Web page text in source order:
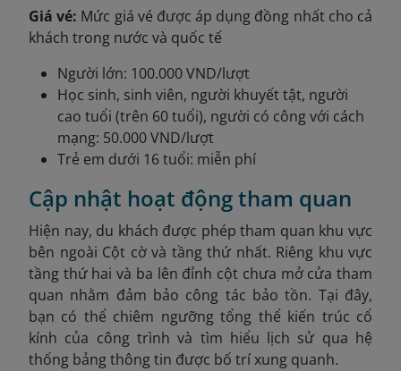
Giá vé: Mức giá vé được áp dụng đồng nhất cho cả
khách trong nước và quốc tế
Người lớn: 100.000 VND/lượt
Học sinh, sinh viên, người khuyết tật, người
cao tuổi (trên 60 tuổi), người có công với cách
mạng: 50.000 VND/lượt
Trẻ em dưới 16 tuổi: miễn phí
Cập nhật hoạt động tham quan
Hiện nay, du khách được phép tham quan khu vực
bên ngoài Cột cờ và tầng thứ nhất. Riêng khu vực
tầng thứ hai và ba lên đỉnh cột chưa mở cửa tham
quan nhằm đảm bảo công tác bảo tồn. Tại đây,
bạn có thể chiêm ngưỡng tổng thể kiến trúc cổ
kính của công trình và tìm hiểu lịch sử qua hệ
thống bảng thông tin được bố trí xung quanh.